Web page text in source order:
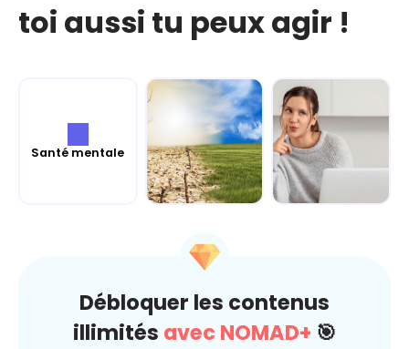
toi aussi tu peux agir !
Santé mentale
Climat
Débloquer les contenus
illimités avec NOMAD+ 🎯